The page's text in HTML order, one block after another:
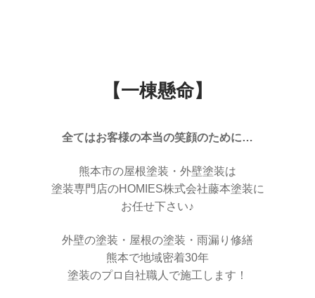
【一棟懸命】
全てはお客様の本当の笑顔のために…
熊本市の屋根塗装・外壁塗装は
塗装専門店のHOMIES株式会社藤本塗装に
お任せ下さい♪
外壁の塗装・屋根の塗装・雨漏り修繕
熊本で地域密着30年
塗装のプロ自社職人で施工します！